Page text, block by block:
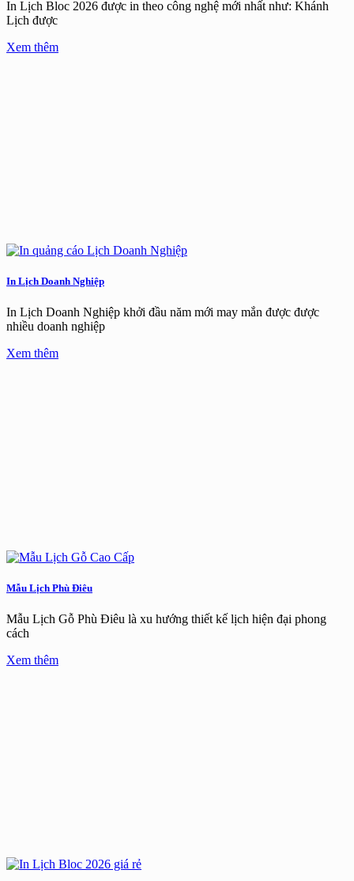
In Lịch Bloc 2026 được in theo công nghệ mới nhất như: Khánh
Lịch được
Xem thêm
In Lịch Doanh Nghiệp
In Lịch Doanh Nghiệp khởi đầu năm mới may mắn được được
nhiều doanh nghiệp
Xem thêm
Mẫu Lịch Phù Điêu
Mẫu Lịch Gỗ Phù Điêu là xu hướng thiết kế lịch hiện đại phong
cách
Xem thêm